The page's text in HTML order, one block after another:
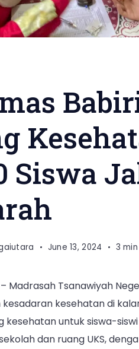
Siswa
June 13, 2024 3
Madrasah Tsanawiyah
kesehatan di
kesehatan untuk siswa-
dan ruang UKS,